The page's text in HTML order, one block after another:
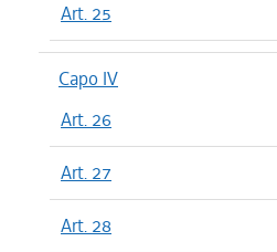
Art. 25
Capo IV
Art. 26
Art. 27
Art. 28